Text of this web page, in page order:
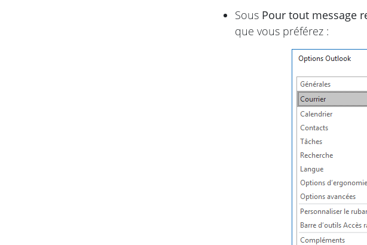
Sous Pour tout message
que vous préférez :